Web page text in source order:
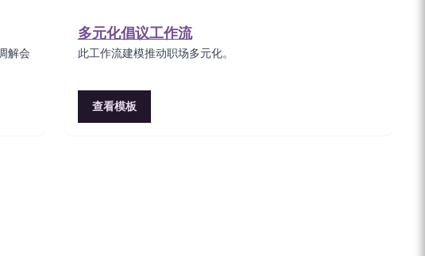
解会
多元化倡议工作流
此工作流建模推动职场多元化。
查看模板